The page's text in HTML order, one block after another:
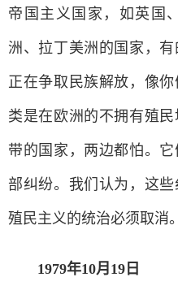
帝国主义国家，如英国
洲、拉丁美洲的国家，
正在争取民族解放，像
类是在欧洲的不拥有殖
带的国家，两边都怕。
部纠纷。我们认为，这些
殖民主义的统治必须取消
1979年10月19日